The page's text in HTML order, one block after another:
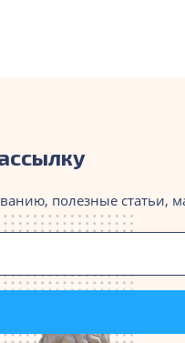
полезные статьи,